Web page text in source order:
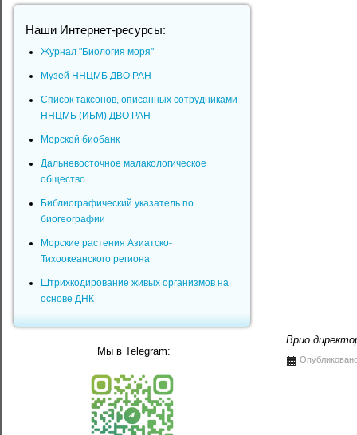
Врио
Наши Интернет-ресурсы:
Журнал "Биология моря"
Музей ННЦМБ ДВО РАН
Список таксонов, описанных сотрудниками
ННЦМБ (ИБМ) ДВО РАН
Морской биобанк
Дальневосточное малакологическое
общество
Библиографический указатель по
биогеографии
Морские растения Азиатско-
Тихоокеанского региона
Штрихкодирование живых организмов на
основе ДНК
Мы в Telegram: